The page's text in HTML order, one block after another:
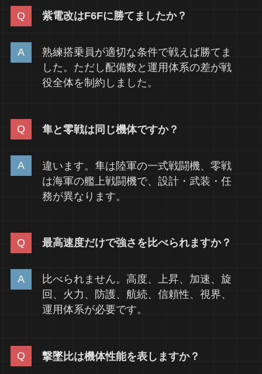
紫電改はF6Fに勝てましたか？
熟練搭乗員が適切な条件で戦えば勝てま
した。ただし配備数と運用体系の差が戦
役全体を制約しました。
隼と零戦は同じ機体ですか？
違います。隼は陸軍の一式戦闘機、零戦
は海軍の艦上戦闘機で、設計・武装・任
務が異なります。
最高速度だけで強さを比べられますか？
比べられません。高度、上昇、加速、旋
回、火力、防護、航続、信頼性、視界、
運用体系が必要です。
撃墜比は機体性能を表しますか？